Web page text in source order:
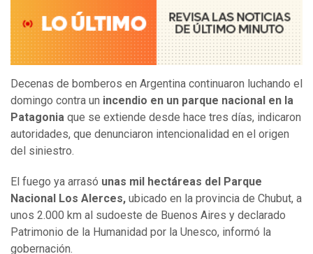
Decenas de bomberos en Argentina continuaron luchando el
domingo contra un incendio en un parque nacional en la
Patagonia que se extiende desde hace tres días, indicaron
autoridades, que denunciaron intencionalidad en el origen
del siniestro.
El fuego ya arrasó unas mil hectáreas del Parque
Nacional Los Alerces, ubicado en la provincia de Chubut, a
unos 2.000 km al sudoeste de Buenos Aires y declarado
Patrimonio de la Humanidad por la Unesco, informó la
gobernación.